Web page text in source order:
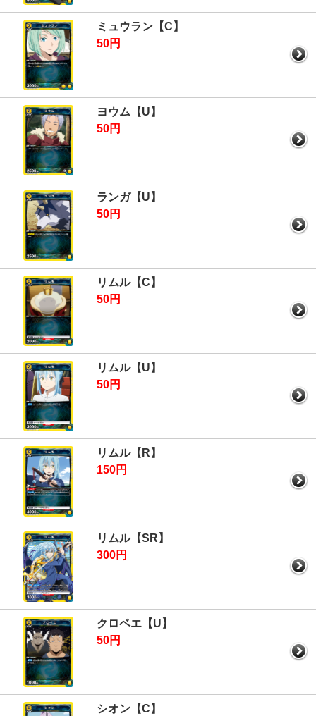
ミュウラン【C】
50円
ヨウム【U】
50円
ランガ【U】
50円
リムル【C】
50円
リムル【U】
50円
リムル【R】
150円
リムル【SR】
300円
クロベエ【U】
50円
シオン【C】